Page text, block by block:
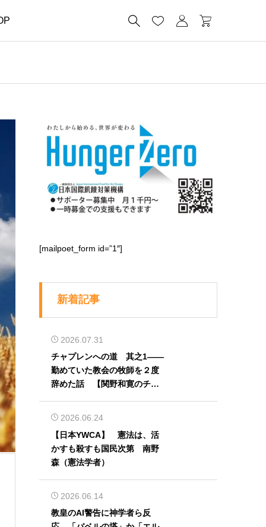
   
[mailpoet_form id=”1″]
新着記事
2026.07.31
チャプレンへの道 其之1――
勤めていた教会の牧師を２度
辞めた話 【関野和寛のチャ
2026.06.24
【日本YWCA】 憲法は、活
かすも殺すも国民次第 南野
森（憲法学者）
2026.06.14
教皇のAI警告に神学者ら反